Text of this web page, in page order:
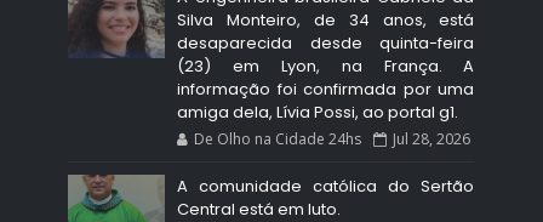
Silva Monteiro, de 34 anos, está
desaparecida desde quinta-feira
(23) em Lyon, na França. A
informação foi confirmada por uma
amiga dela, Lívia Possi, ao portal g1.
De Olho na Cidade 24hs Jul 28, 2026
A comunidade católica do Sertão
Central está em luto.